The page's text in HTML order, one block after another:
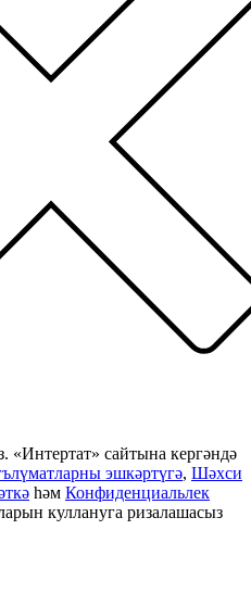
«Интертат» сайтына кергәндә
эшкәртүгә, Шәхси
һәм Конфиденциальлек
куллануга ризалашасыз